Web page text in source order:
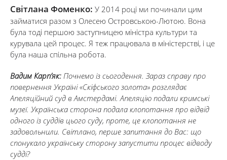
Світлана Фоменко: У 2014 році ми починали цим
займатися разом з Олесею Островською-Лютою. Вона
була тоді першою заступницею міністра культури та
курувала цей процес. Я теж працювала в міністерстві, і це
була наша спільна робота.
Вадим Карп’як: Почнемо із сьогодення. Зараз справу про
повернення Україні «Скіфського золота» розглядає
Апеляційний суд в Амстердамі. Апеляцію подали кримські
музеї. Українська сторона подала клопотання про відвід
одного із суддів цього суду, проте, це клопотання не
задовольнили. Світлано, перше запитання до Вас: що
спонукало українську сторону запустити процес відводу
судді?